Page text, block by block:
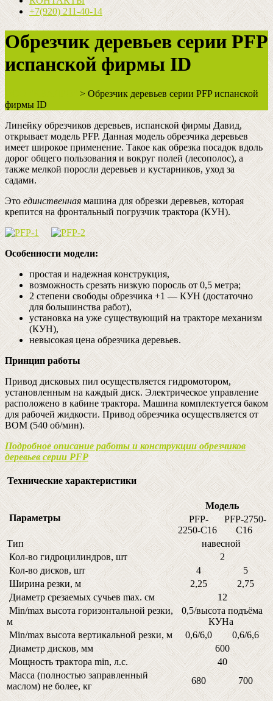
+7(920) 211-40-14
Обрезчик деревьев серии PFP
испанской фирмы ID
> Обрезчик деревьев серии PFP испанской
фирмы ID
Линейку обрезчиков деревьев, испанской фирмы Давид,
открывает модель PFP. Данная модель обрезчика деревьев
имеет широкое применение. Такое как обрезка посадок вдоль
дорог общего пользования и вокруг полей (лесополос), а
также мелкой поросли деревьев и кустарников, уход за
садами.
Этоединственнаямашина для обрезки деревьев, которая
крепится на фронтальный погрузчик трактора (КУН).
Особенности модели:
простая и надежная конструкция,
возможность срезать низкую поросль от 0,5 метра;
2 степени свободы обрезчика +1 — КУН (достаточно
для большинства работ),
установка на уже существующий на тракторе механизм
(КУН),
невысокая цена обрезчика деревьев.
Принцип работы
Привод дисковых пил осуществляется гидромотором,
установленным на каждый диск. Электрическое управление
расположено в кабине трактора. Машина комплектуется баком
для рабочей жидкости. Привод обрезчика осуществляется от
ВОМ (540 об/мин).
Подробное описание работы и конструкции обрезчиков
деревьев серии PFP
Технические характеристики
Параметры
Модель
PFP-
2250-C16
PFP-2750-
C16
Тип
навесной
Кол-во гидроцилиндров, шт
2
Кол-во дисков, шт
4
5
Ширина резки, м
2,25
2,75
Диаметр срезаемых сучьев max. см
12
Min/max высота горизонтальной резки,
м
0,5/высота подъёма
КУНа
Min/max высота вертикальной резки, м
0,6/6,0
0,6/6,6
Диаметр дисков, мм
600
Мощность трактора min, л.с.
40
Масса (полностью заправленный
маслом) не более, кг
680 700